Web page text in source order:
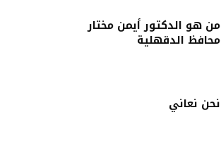
من هو الدكتور أيمن مختار
محافظ الدقهلية
نحن نعاني